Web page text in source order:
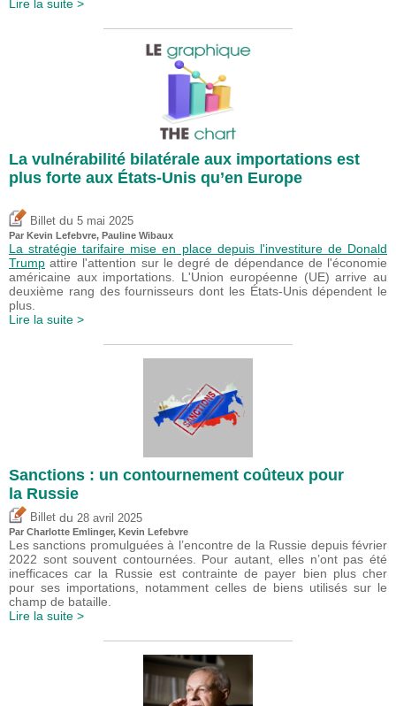
Lire la suite >
La vulnérabilité bilatérale aux importations est
plus forte aux États-Unis qu’en Europe
Billet du 5 mai 2025
Par Kevin Lefebvre, Pauline Wibaux
La stratégie tarifaire mise en place depuis l'investiture de Donald
Trump attire l'attention sur le degré de dépendance de l'économie
américaine aux importations. L'Union européenne (UE) arrive au
deuxième rang des fournisseurs dont les États-Unis dépendent le
plus.
Lire la suite >
Sanctions : un contournement coûteux pour
la Russie
Billet du 28 avril 2025
Par Charlotte Emlinger, Kevin Lefebvre
Les sanctions promulguées à l’encontre de la Russie depuis février
2022 sont souvent contournées. Pour autant, elles n’ont pas été
inefficaces car la Russie est contrainte de payer bien plus cher
pour ses importations, notamment celles de biens utilisés sur le
champ de bataille.
Lire la suite >